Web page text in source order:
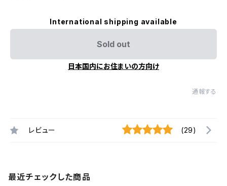
International shipping available
Sold out
日本国内にお住まいの方向け
通報する
レビュー (29)
最近チェックした商品